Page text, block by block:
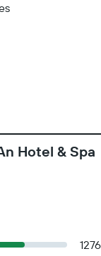
Hotel & Spa
1276